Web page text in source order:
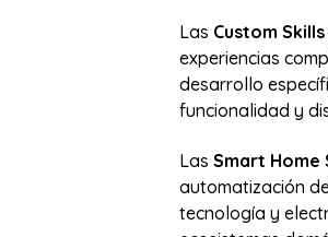
Las Custom Skills
experiencias
desarrollo
funcionalidad y
Las Smart Home
automatización
tecnología y